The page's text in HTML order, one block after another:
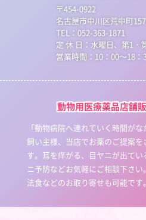
〒454-0922
名古屋市中川区荒中町
TEL：052-363-1871
定 休 日：水曜日、第1・
営業時間：10：00～18：
動物用医療薬品店舗
「動物病院へ連れていく時間が
飼い主様、当店でお薬のご提案
す。耳を痒がる、目ヤニが出て
ニ予防などお気軽にご相談下さ
法食などのお取り寄せも可能です。